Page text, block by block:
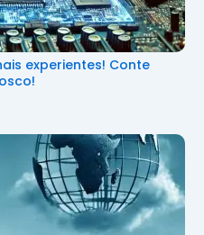
experientes! Conte